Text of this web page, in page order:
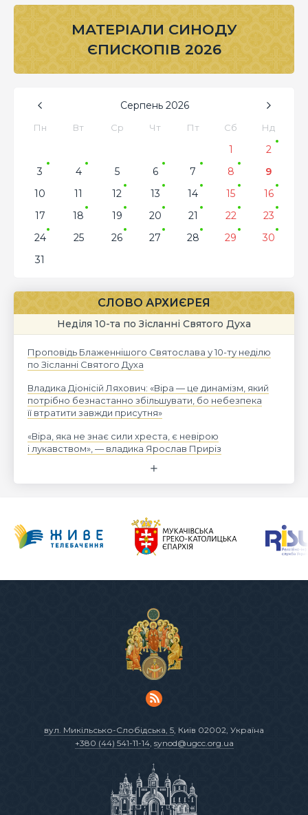
МАТЕРІАЛИ СИНОДУ
ЄПИСКОПІВ 2026
Серпень 2026
Пн Вт Ср Чт Пт Сб Нд
1
2
3
4 5 6 7 8
9
10
11 12 13 14 15
16
17
18 19 20 21 22
23
24
25 26 27 28 29
30
31
СЛОВО АРХИЄРЕЯ
Неділя 10-та по Зісланні Святого Духа
Проповідь Блаженнішого Святослава у 10-ту неділю
по Зісланні Святого Духа
Владика Діонісій Ляхович: «Віра — це динамізм, який
потрібно безнастанно збільшувати, бо небезпека
її втратити завжди присутня»
«Віра, яка не знає сили хреста, є невірою
і лукавством», — владика Ярослав Приріз
вул. Микільсько-Слобідська, 5, Київ 02002, Україна
+380 (44) 541-11-14, synod@ugcc.org.ua